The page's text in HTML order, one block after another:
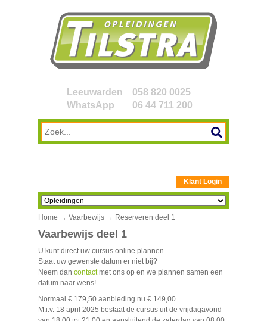
Leeuwarden
058 820 0025
WhatsApp
06 44 711 200
Klant Login
Home → Vaarbewijs → Reserveren deel 1
Vaarbewijs deel 1
U kunt direct uw cursus online plannen.
Staat uw gewenste datum er niet bij?
Neem dan contactmet ons op en we plannen samen een
datum naar wens!
Normaal € 179,50 aanbieding nu € 149,00
M.i.v. 18 april 2025 bestaat de cursus uit de vrijdagavond